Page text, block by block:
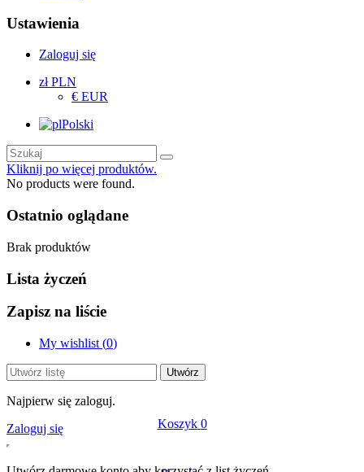
Ustawienia
Zaloguj się
zł PLN
€ EUR
Polski
Kliknij po więcej produktów.
No products were found.
Ostatnio oglądane
Brak produktów
Lista życzeń
Zapisz na liście
My wishlist (0)
Utwórz
Koszyk 0
Najpierw się zaloguj.
Zaloguj się